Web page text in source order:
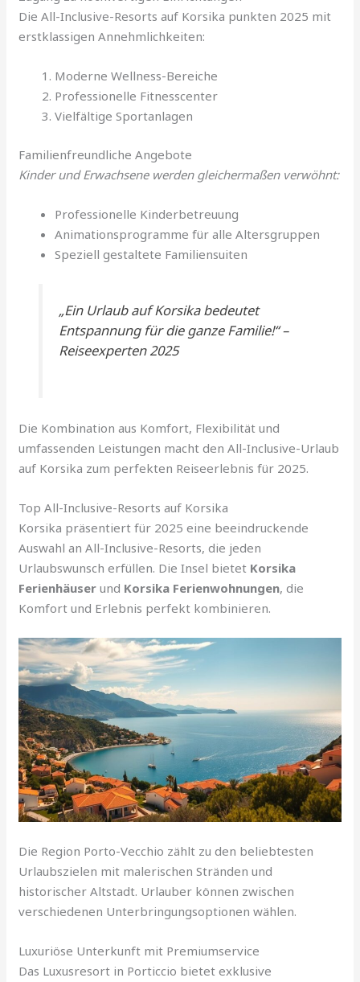
Die All-Inclusive-Resorts auf Korsika punkten 2025 mit
erstklassigen Annehmlichkeiten:
Moderne Wellness-Bereiche
Professionelle Fitnesscenter
Vielfältige Sportanlagen
Familienfreundliche Angebote
Kinder und Erwachsene werden gleichermaßen verwöhnt:
Professionelle Kinderbetreuung
Animationsprogramme für alle Altersgruppen
Speziell gestaltete Familiensuiten
„Ein Urlaub auf Korsika bedeutet
Entspannung für die ganze Familie!“ –
Reiseexperten 2025
Die Kombination aus Komfort, Flexibilität und
umfassenden Leistungen macht den All-Inclusive-Urlaub
auf Korsika zum perfekten Reiseerlebnis für 2025.
Top All-Inclusive-Resorts auf Korsika
Korsika präsentiert für 2025 eine beeindruckende
Auswahl an All-Inclusive-Resorts, die jeden
Urlaubswunsch erfüllen. Die Insel bietet Korsika
Ferienhäuser und Korsika Ferienwohnungen, die
Komfort und Erlebnis perfekt kombinieren.
Die Region Porto-Vecchio zählt zu den beliebtesten
Urlaubszielen mit malerischen Stränden und
historischer Altstadt. Urlauber können zwischen
verschiedenen Unterbringungsoptionen wählen.
Luxuriöse Unterkunft mit Premiumservice
Das Luxusresort in Porticcio bietet exklusive